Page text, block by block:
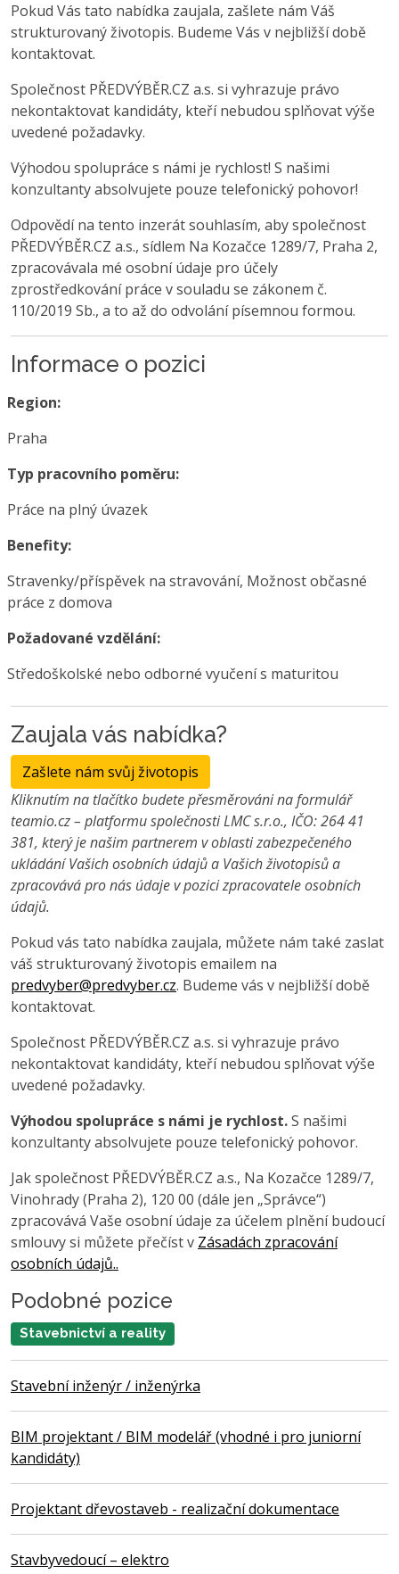
Pokud Vás tato nabídka zaujala, zašlete nám Váš
strukturovaný životopis. Budeme Vás v nejbližší době
kontaktovat.
Společnost PŘEDVÝBĚR.CZ a.s. si vyhrazuje právo
nekontaktovat kandidáty, kteří nebudou splňovat výše
uvedené požadavky.
Výhodou spolupráce s námi je rychlost! S našimi
konzultanty absolvujete pouze telefonický pohovor!
Odpovědí na tento inzerát souhlasím, aby společnost
PŘEDVÝBĚR.CZ a.s., sídlem Na Kozačce 1289/7, Praha 2,
zpracovávala mé osobní údaje pro účely
zprostředkování práce v souladu se zákonem č.
110/2019 Sb., a to až do odvolání písemnou formou.
Informace o pozici
Region:
Praha
Typ pracovního poměru:
Práce na plný úvazek
Benefity:
Stravenky/příspěvek na stravování, Možnost občasné
práce z domova
Požadované vzdělání:
Středoškolské nebo odborné vyučení s maturitou
Zaujala vás nabídka?
Zašlete nám svůj životopis
Kliknutím na tlačítko budete přesměrováni na formulář
teamio.cz – platformu společnosti LMC s.r.o., IČO: 264 41
381, který je našim partnerem v oblasti zabezpečeného
ukládání Vašich osobních údajů a Vašich životopisů a
zpracovává pro nás údaje v pozici zpracovatele osobních
údajů.
Pokud vás tato nabídka zaujala, můžete nám také zaslat
váš strukturovaný životopis emailem na
predvyber@predvyber.cz. Budeme vás v nejbližší době
kontaktovat.
Společnost PŘEDVÝBĚR.CZ a.s. si vyhrazuje právo
nekontaktovat kandidáty, kteří nebudou splňovat výše
uvedené požadavky.
Výhodou spolupráce s námi je rychlost.S našimi
konzultanty absolvujete pouze telefonický pohovor.
Jak společnost PŘEDVÝBĚR.CZ a.s., Na Kozačce 1289/7,
Vinohrady (Praha 2), 120 00 (dále jen „Správce“)
zpracovává Vaše osobní údaje za účelem plnění budoucí
smlouvy si můžete přečíst v Zásadách zpracování
osobních údajů..
Podobné pozice
Stavebnictví a reality
Stavební inženýr / inženýrka
BIM projektant / BIM modelář (vhodné i pro juniorní
kandidáty)
Projektant dřevostaveb - realizační dokumentace
Stavbyvedoucí – elektro